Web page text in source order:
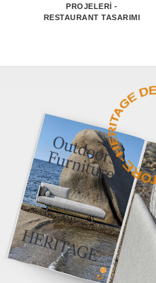
PROJELERİ -
RESTAURANT TASARIMI